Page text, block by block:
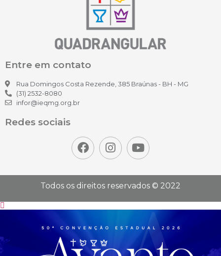
Entre em contato
Rua Domingos Costa Rezende, 385 Braúnas - BH - MG
(31) 2532-8080
infor@ieqmg.org.br
Redes sociais
Todos os direitos reservados © 2022